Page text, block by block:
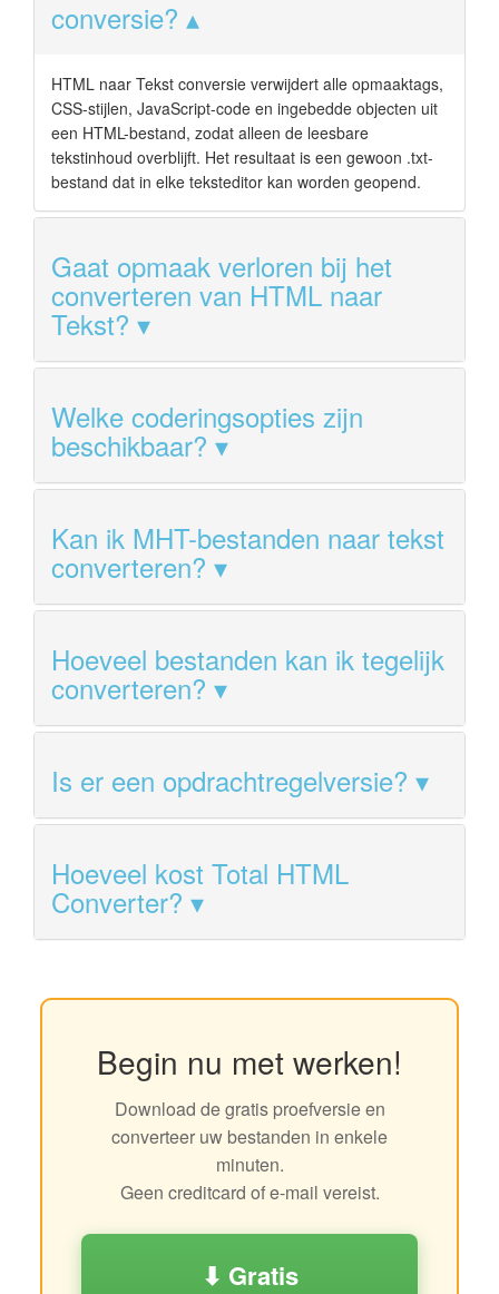
conversie?
HTML naar Tekst conversie verwijdert alle opmaaktags,
CSS-stijlen, JavaScript-code en ingebedde objecten uit
een HTML-bestand, zodat alleen de leesbare
tekstinhoud overblijft. Het resultaat is een gewoon .txt-
bestand dat in elke teksteditor kan worden geopend.
Gaat opmaak verloren bij het
converteren van HTML naar
Tekst?
Welke coderingsopties zijn
beschikbaar?
Kan ik MHT-bestanden naar tekst
converteren?
Hoeveel bestanden kan ik tegelijk
converteren?
Is er een opdrachtregelversie?
Hoeveel kost Total HTML
Converter?
Begin nu met werken!
Download de gratis proefversie en
converteer uw bestanden in enkele
minuten.
Geen creditcard of e-mail vereist.
⬇ Gratis